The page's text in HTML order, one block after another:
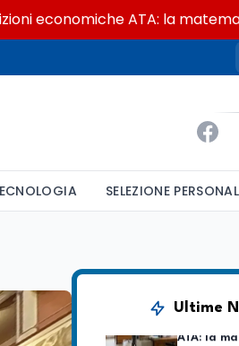
ATA: la matematica
SELEZIONE
Ultime
Ricerca6
farmaco
che
Il
Scuola6
Posizioni
degli